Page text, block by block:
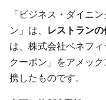
「ビジネス・ダイニ
ン」は、
レストラン
は、株式会社ベネフ
クーポン」をアメッ
携したものです。